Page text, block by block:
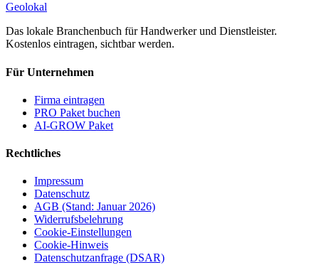
Geolokal
Das lokale Branchenbuch für Handwerker und Dienstleister.
Kostenlos eintragen, sichtbar werden.
Für Unternehmen
Firma eintragen
PRO Paket buchen
AI-GROW Paket
Rechtliches
Impressum
Datenschutz
AGB (Stand: Januar 2026)
Widerrufsbelehrung
Cookie-Einstellungen
Cookie-Hinweis
Datenschutzanfrage (DSAR)